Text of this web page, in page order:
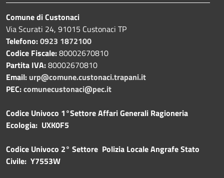
Comune di Custonaci
Via Scurati 24, 91015 Custonaci TP
Telefono:0923 1872100
Codice Fiscale:80002670810
Partita IVA:80002670810
Email: urp@comune.custonaci.trapani.it
PEC:comunecustonaci@pec.it
Codice Univoco 1°Settore Affari Generali Ragioneria
Ecologia: UXK0F5
Codice Univoco 2° Settore Polizia Locale Angrafe Stato
Civile: Y7553W